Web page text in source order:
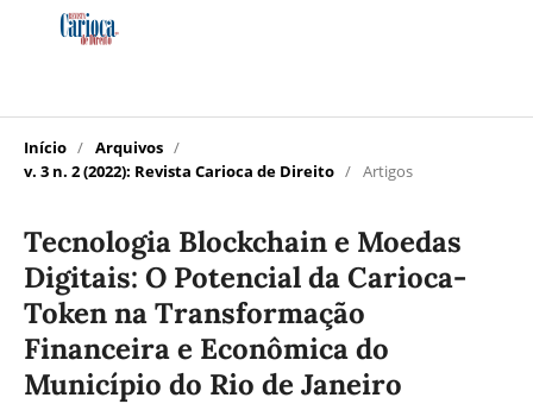
Início / Arquivos /
v. 3 n. 2 (2022): Revista Carioca de Direito / Artigos
Tecnologia Blockchain e Moedas
Digitais: O Potencial da Carioca-
Token na Transformação
Financeira e Econômica do
Município do Rio de Janeiro